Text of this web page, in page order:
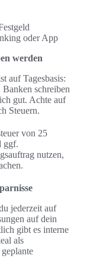
oder App
werden
auf Tagesbasis:
schreiben
gut. Achte auf
Steuern.
von 25
ggf.
nutzen,
jederzeit auf
auf dein
gibt es interne
als